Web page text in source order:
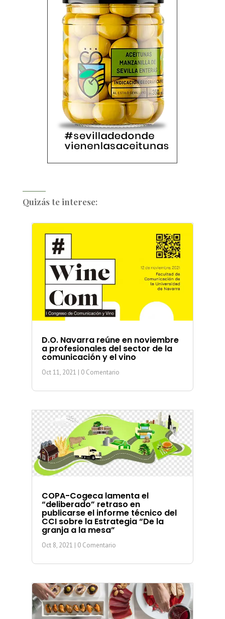
Quizás te interese:
D.O. Navarra reúne en noviembre
a profesionales del sector de la
comunicación y el vino
Oct 11, 2021 | 0 Comentario
COPA-Cogeca lamenta el
“deliberado” retraso en
publicarse el informe técnico del
CCI sobre la Estrategia “De la
granja a la mesa”
Oct 8, 2021 | 0 Comentario